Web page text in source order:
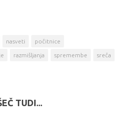
nasveti počitnice
razmišljanja spremembe sreča
TUDI...